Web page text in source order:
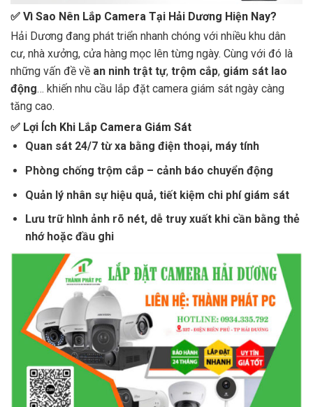
✅ Vì Sao Nên Lắp Camera Tại Hải Dương Hiện Nay?
Hải Dương đang phát triển nhanh chóng với nhiều khu dân
cư, nhà xưởng, cửa hàng mọc lên từng ngày. Cùng với đó là
những vấn đề về an ninh trật tự, trộm cắp, giám sát lao
động… khiến nhu cầu lắp đặt camera giám sát ngày càng
tăng cao.
✅ Lợi Ích Khi Lắp Camera Giám Sát
Quan sát 24/7 từ xa bằng điện thoại, máy tính
Phòng chống trộm cắp – cảnh báo chuyển động
Quản lý nhân sự hiệu quả, tiết kiệm chi phí giám sát
Lưu trữ hình ảnh rõ nét, dễ truy xuất khi cần bằng thẻ
nhớ hoặc đầu ghi